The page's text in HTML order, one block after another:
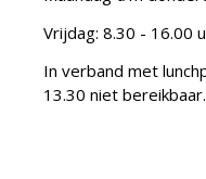
Vrijdag: 8.30 - 16.00
In verband met
13.30 niet bereikbaar.